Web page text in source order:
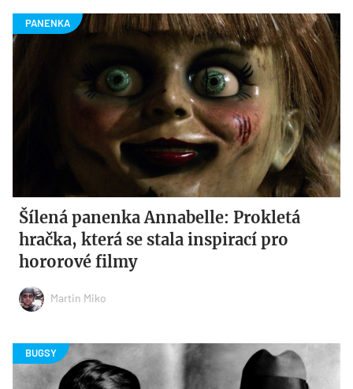
Šílená panenka Annabelle: Prokletá
hračka, která se stala inspirací pro
hororové filmy
Martin Miko